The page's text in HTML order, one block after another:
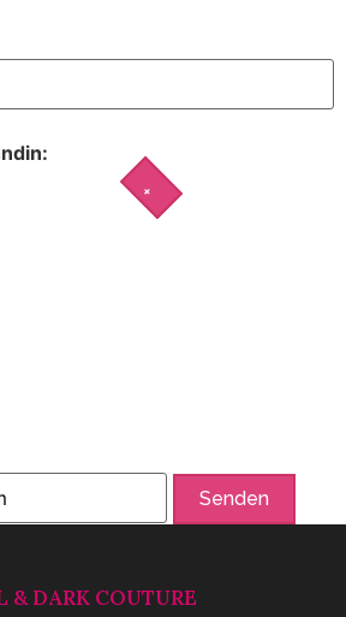
& DARK COUTURE